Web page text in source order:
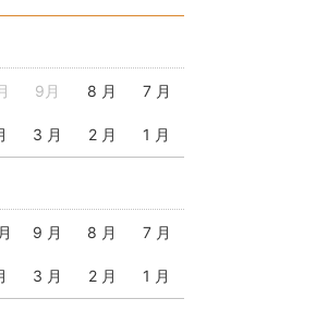
9月 8 月 7 月
3 月 2 月 1 月
9 月 8 月 7 月
3 月 2 月 1 月